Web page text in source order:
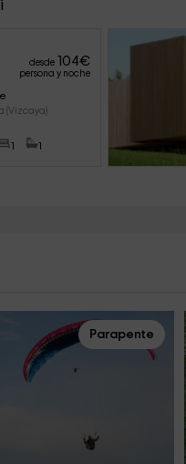
desde 104€
persona y noche
(Vizcaya)
1 1
Parapente